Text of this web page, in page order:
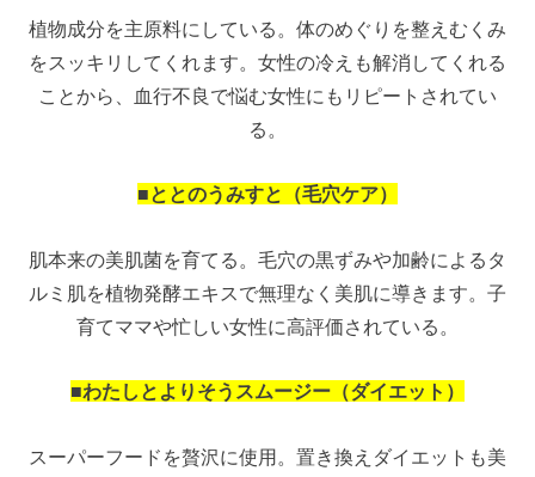
植物成分を主原料にしている。体のめぐりを整えむくみ
をスッキリしてくれます。女性の冷えも解消してくれる
ことから、血行不良で悩む女性にもリピートされてい
る。
■ととのうみすと（毛穴ケア）
肌本来の美肌菌を育てる。毛穴の黒ずみや加齢によるタ
ルミ肌を植物発酵エキスで無理なく美肌に導きます。子
育てママや忙しい女性に高評価されている。
■わたしとよりそうスムージー（ダイエット）
スーパーフードを贅沢に使用。置き換えダイエットも美